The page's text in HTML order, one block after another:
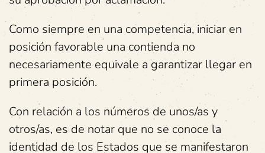
Como siempre en una competencia, iniciar en
posición favorable una contienda no
necesariamente equivale a garantizar llegar en
primera posición.
Con relación a los números de unos/as y
otros/as, es de notar que no se conoce la
identidad de los Estados que se manifestaron